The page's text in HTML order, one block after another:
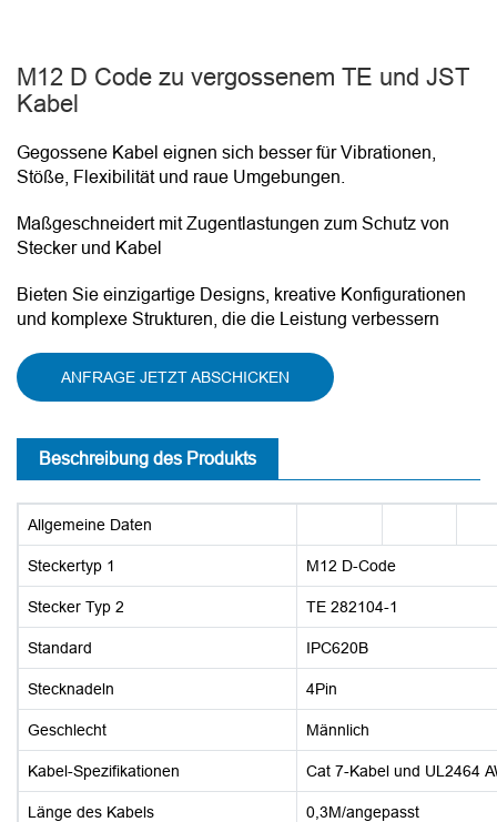
M12 D Code zu vergossenem TE und JST
Kabel
Gegossene Kabel eignen sich besser für Vibrationen,
Stöße, Flexibilität und raue Umgebungen.
Maßgeschneidert mit Zugentlastungen zum Schutz von
Stecker und Kabel
Bieten Sie einzigartige Designs, kreative Konfigurationen
und komplexe Strukturen, die die Leistung verbessern
ANFRAGE JETZT ABSCHICKEN
Beschreibung des Produkts
Allgemeine Daten
Steckertyp 1 M12 D-Code
Stecker Typ 2 TE 282104-1
Standard IPC620B
Stecknadeln 4Pin
Geschlecht Männlich
Kabel-Spezifikationen Cat 7-Kabel und UL2464
Länge des Kabels 0,3M/angepasst